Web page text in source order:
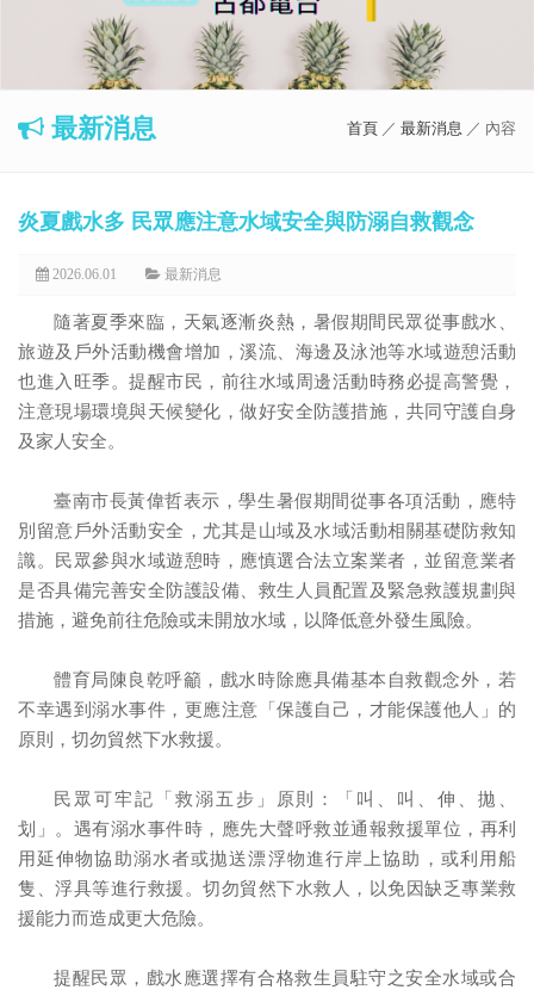
最新消息 首頁 ／ 最新消息 ／ 內容
炎夏戲水多 民眾應注意水域安全與防溺自救觀念
2026.06.01 最新消息
隨著夏季來臨，天氣逐漸炎熱，暑假期間民眾從事戲水、
旅遊及戶外活動機會增加，溪流、海邊及泳池等水域遊憩活動
也進入旺季。提醒市民，前往水域周邊活動時務必提高警覺，
注意現場環境與天候變化，做好安全防護措施，共同守護自身
及家人安全。
臺南市長黃偉哲表示，學生暑假期間從事各項活動，應特
別留意戶外活動安全，尤其是山域及水域活動相關基礎防救知
識。民眾參與水域遊憩時，應慎選合法立案業者，並留意業者
是否具備完善安全防護設備、救生人員配置及緊急救護規劃與
措施，避免前往危險或未開放水域，以降低意外發生風險。
體育局陳良乾呼籲，戲水時除應具備基本自救觀念外，若
不幸遇到溺水事件，更應注意「保護自己，才能保護他人」的
原則，切勿貿然下水救援。
民眾可牢記「救溺五步」原則：「叫、叫、伸、拋、
划」。遇有溺水事件時，應先大聲呼救並通報救援單位，再利
用延伸物協助溺水者或拋送漂浮物進行岸上協助，或利用船
隻、浮具等進行救援。切勿貿然下水救人，以免因缺乏專業救
援能力而造成更大危險。
提醒民眾，戲水應選擇有合格救生員駐守之安全水域或合